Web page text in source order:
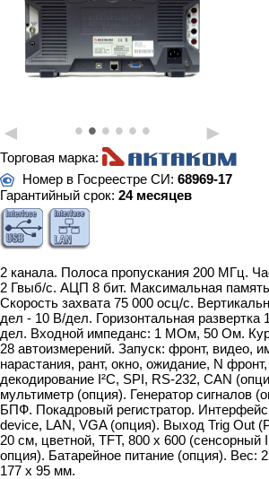
• • • • • •
◄ ►
Торговая марка:
Номер в Госреестре СИ: 68969-17
Гарантийный срок: 24 месяцев
2 канала. Полоса пропускания 200 МГц.
2 Гвыб/с. АЦП 8 бит. Максимальная
Скорость захвата 75 000 осц/с.
дел - 10 В/дел. Горизонтальная развертка
дел. Входной импеданс: 1 МОм, 50 Ом.
28 автоизмерений. Запуск: фронт, видео,
нарастания, рант, окно, ожидание, N
декодирование I²C, SPI, RS-232, CAN
мультиметр (опция). Генератор сигналов
БПФ. Покадровый регистратор.
device, LAN, VGA (опция). Выход Trig Out
20 см, цветной, TFT, 800 х 600 (сенсорный
опция). Батарейное питание (опция). Вес:
177 x 95 мм.